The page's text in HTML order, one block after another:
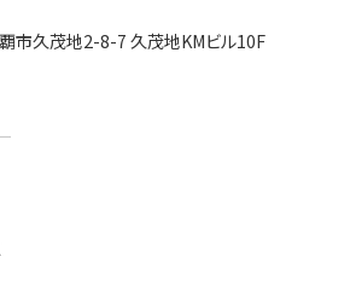
市久茂地2-8-7 久茂地KMビル10F